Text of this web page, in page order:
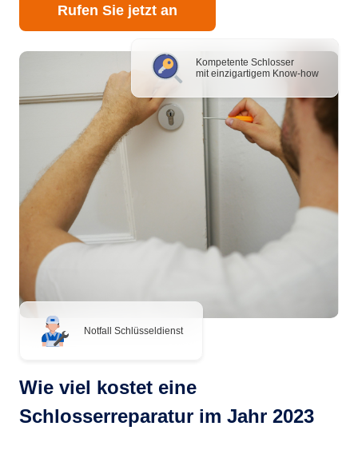
Kompetente Schlosser
mit einzigartigem Know-how
Notfall Schlüsseldienst
Rufen Sie jetzt an
Wie viel kostet eine
Schlosserreparatur im Jahr 2023